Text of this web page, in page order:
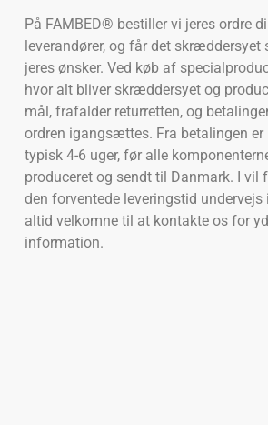
På FAMBED® bestiller vi jeres ordre
leverandører, og får det skræddersyet
jeres ønsker. Ved køb af
hvor alt bliver skræddersyet og
mål, frafalder returretten, og
ordren igangsættes. Fra betalingen
typisk 4-6 uger, før alle
produceret og sendt til Danmark. I vil
den forventede leveringstid undervejs
altid velkomne til at kontakte os for
information.